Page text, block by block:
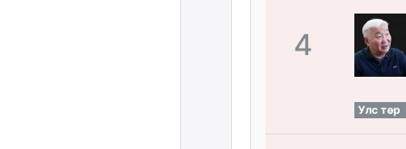
4
Улс төр